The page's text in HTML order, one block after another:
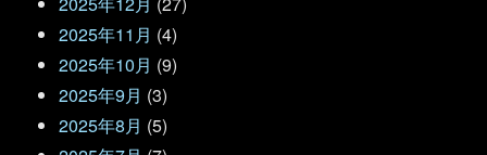
2025年11月 (4)
2025年10月 (9)
2025年9月 (3)
2025年8月 (5)